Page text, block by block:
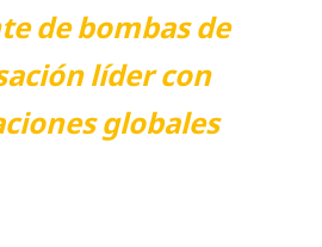
de bombas de
líder con
globales